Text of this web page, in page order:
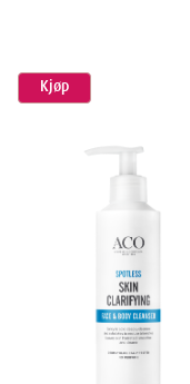
Kjøp